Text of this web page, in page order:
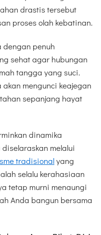
drastis tersebut
proses olah kebatinan.
dengan penuh
sehat agar hubungan
tangga yang suci.
mengunci keajegan
sepanjang hayat
dinamika
melalui
tradisionalyang
selalu kerahasiaan
tetap murni menaungi
Anda bangun bersama